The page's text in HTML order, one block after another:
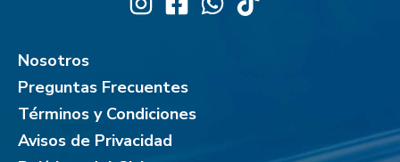
Nosotros
Preguntas Frecuentes
Términos y Condiciones
Avisos de Privacidad